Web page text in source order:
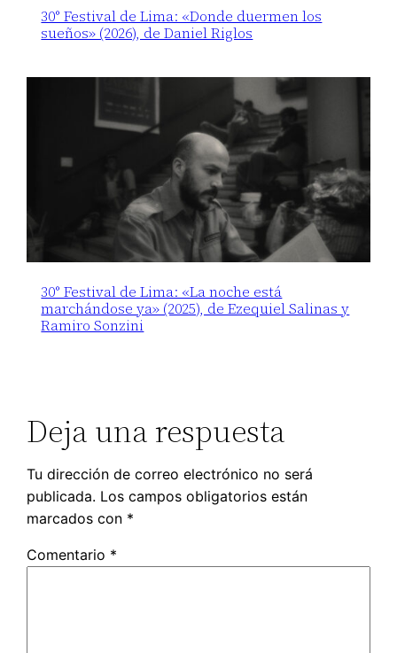
30° Festival de Lima: «Donde duermen los
sueños» (2026), de Daniel Riglos
30° Festival de Lima: «La noche está
marchándose ya» (2025), de Ezequiel Salinas y
Ramiro Sonzini
Deja una respuesta
Tu dirección de correo electrónico no será
publicada. Los campos obligatorios están
marcados con *
Comentario *